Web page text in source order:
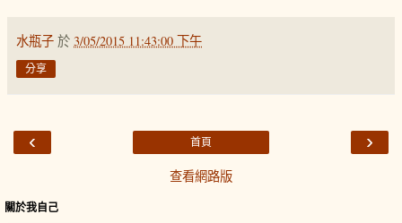
水瓶子 於 3/05/2015 11:43:00 下午
分享
‹ ›
首頁
查看網路版
關於我自己